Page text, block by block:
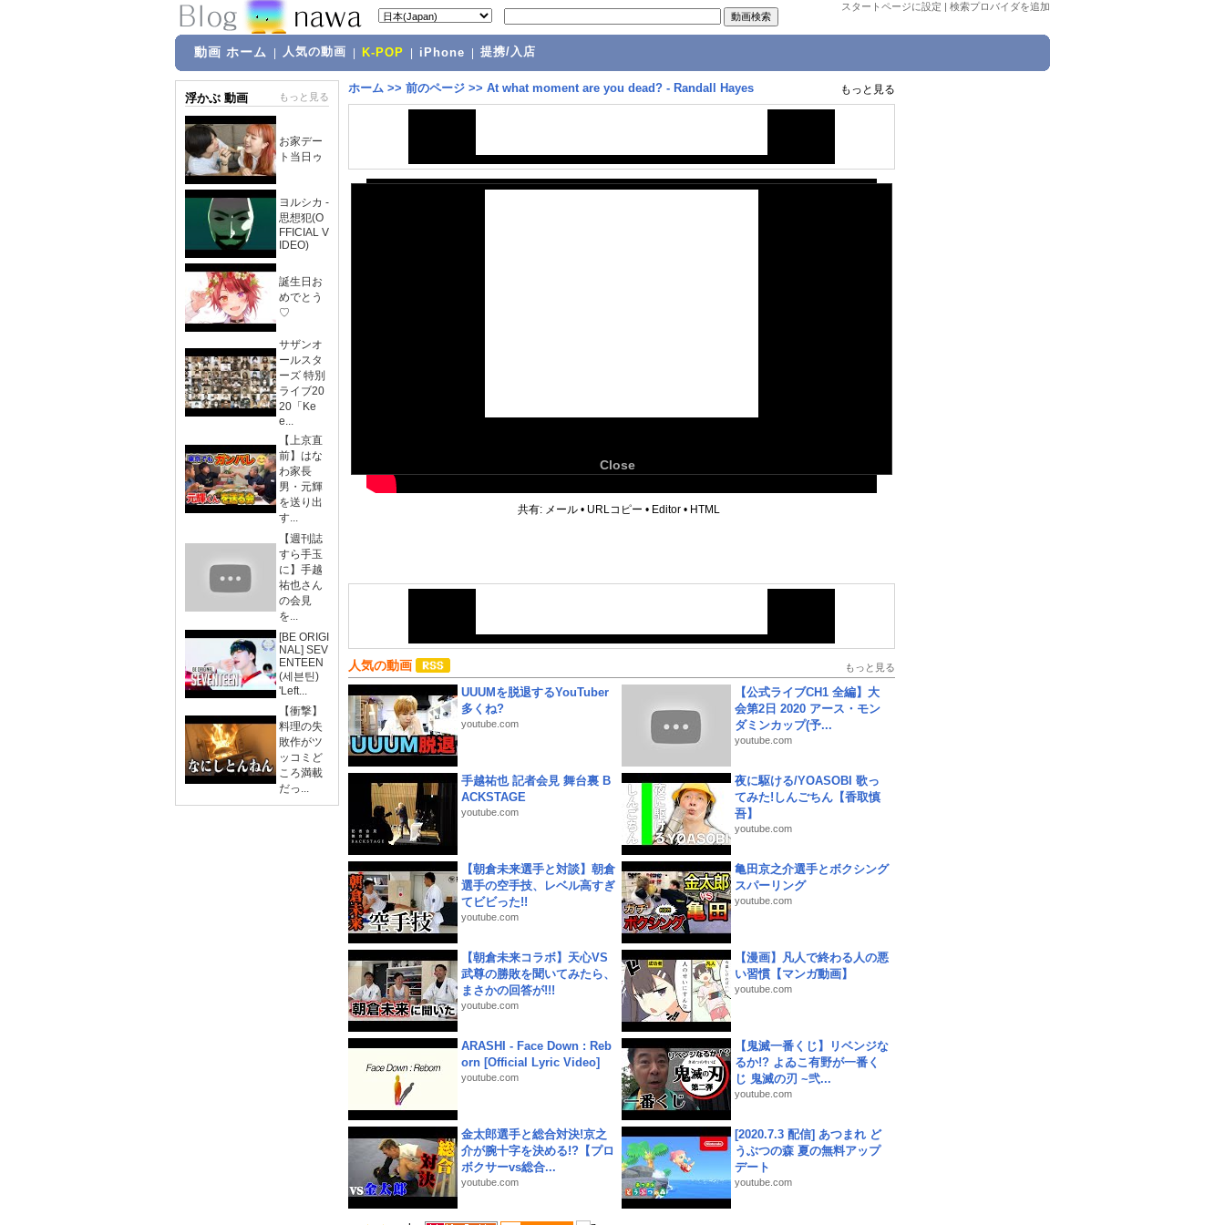
スタートページに設定 | 検索プロバイダを追加
動画 ホーム 人気の動画 K-POP iPhone 提携/入店
浮かぶ 動画 もっと見る
お家デー
ト当日ゥ
ヨルシカ -
思想犯(O
FFICIAL V
IDEO)
誕生日お
めでとう
♡
サザンオ
ールスタ
ーズ 特別
ライブ20
20「Ke
e...
【上京直
前】はな
わ家長
男・元輝
を送り出
す...
【週刊誌
すら手玉
に】手越
祐也さん
の会見
を...
[BE ORIGI
NAL] SEV
ENTEEN
(세븐틴)
'Left...
【衝撃】
料理の失
敗作がツ
ッコミど
ころ満載
だっ...
ホーム >> 前のページ >> At what moment are you dead? - Randall Hayes もっと見る
Close
共有: メール • URLコピー • Editor • HTML
人気の動画 もっと見る
UUUMを脱退するYouTuber
多くね?
youtube.com
【公式ライブCH1 全編】大
会第2日 2020 アース・モン
ダミンカップ(予...
youtube.com
手越祐也 記者会見 舞台裏 B
ACKSTAGE
youtube.com
夜に駆ける/YOASOBI 歌っ
てみた!しんごちん【香取慎
吾】
youtube.com
【朝倉未来選手と対談】朝倉
選手の空手技、レベル高すぎ
てビビった!!
youtube.com
亀田京之介選手とボクシング
スパーリング
youtube.com
【朝倉未来コラボ】天心VS
武尊の勝敗を聞いてみたら、
まさかの回答が!!!
youtube.com
【漫画】凡人で終わる人の悪
い習慣【マンガ動画】
youtube.com
ARASHI - Face Down : Reb
orn [Official Lyric Video]
youtube.com
【鬼滅一番くじ】リベンジな
るか!? よゐこ有野が一番く
じ 鬼滅の刃 ~弐...
youtube.com
金太郎選手と総合対決!京之
介が腕十字を決める!?【プロ
ボクサーvs総合...
youtube.com
[2020.7.3 配信] あつまれ ど
うぶつの森 夏の無料アップ
デート
youtube.com